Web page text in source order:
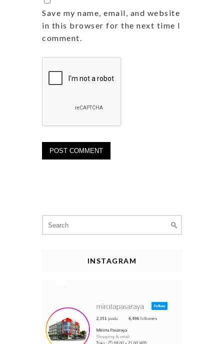
Save my name, email, and website
in this browser for the next time I
comment.
for:
INSTAGRAM